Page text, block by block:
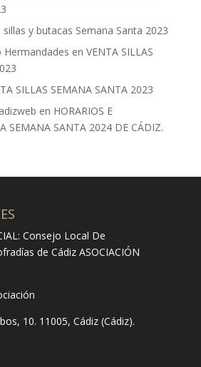
sillas y butacas Semana Santa 2023
en VENTA SILLAS
SILLAS SEMANA SANTA 2023
en HORARIOS E
SEMANA SANTA 2024 DE CÁDIZ.
Consejo Local De
de Cádiz ASOCIACIÓN
10. 11005, Cádiz (Cádiz).